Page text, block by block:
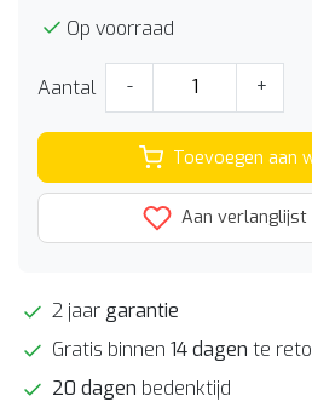
Op voorraad
Aantal - +
Toevoegen aan
Aan
2 jaar garantie
Gratis binnen 14 dagen te
20 dagen bedenktijd